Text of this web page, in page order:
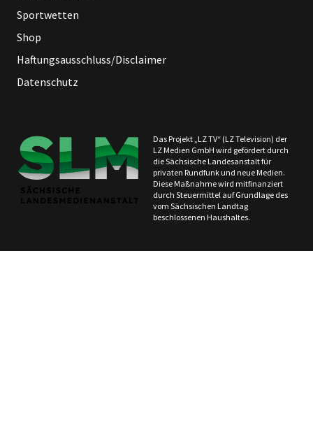
Sportwetten
Shop
Haftungsausschluss/Disclaimer
Datenschutz
Das Projekt „LZ TV“ (LZ Television) der
LZ Medien GmbH wird gefördert durch
die Sächsische Landesanstalt für
privaten Rundfunk und neue Medien.
Diese Maßnahme wird mitfinanziert
durch Steuermittel auf Grundlage des
vom Sächsischen Landtag
beschlossenen Haushaltes.